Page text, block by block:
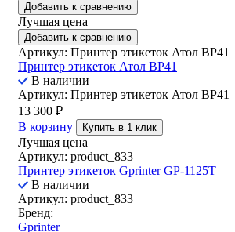
Добавить к сравнению
Лучшая цена
Добавить к сравнению
Артикул: Принтер этикеток Атол ВР41
Принтер этикеток Атол ВР41
В наличии
Артикул: Принтер этикеток Атол ВР41
13 300 ₽
В корзину
Купить в 1 клик
Лучшая цена
Артикул: product_833
Принтер этикеток Gprinter GP-1125T
В наличии
Артикул: product_833
Бренд:
Gprinter